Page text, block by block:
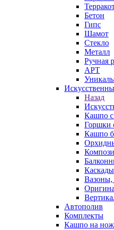
Бетон
Гипс
Шамот
Стекло
Металл
Ручная
АРТ
Назад
Кашпо
Горшки
Кашпо
Каскады
Автополив
Комплекты
Кашпо на